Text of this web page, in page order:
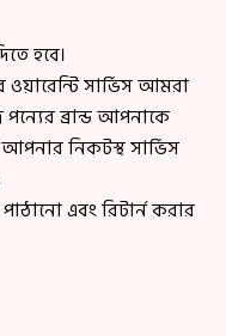
হবে।
সার্ভিস আমরা
ব্রান্ড আপনাকে
আপনার নিকটস্থ সার্ভিস
এবং রিটার্ন করার